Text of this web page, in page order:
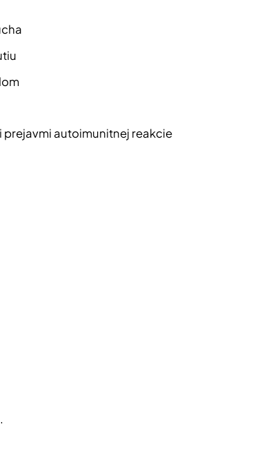
autoimunitnej reakcie